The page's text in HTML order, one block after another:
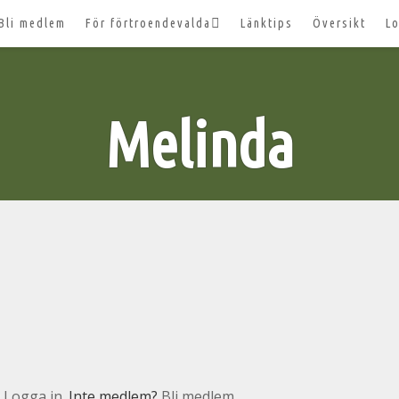
medlem För förtroendevalda
Bildbanken
Dokument för
Lägg till aktivitet
Länktips Översikt
Melinda